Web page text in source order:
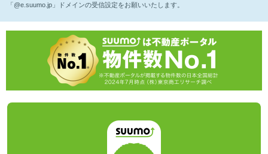
「@e.suumo.jp」ドメインの受信設定をお願いいたします。